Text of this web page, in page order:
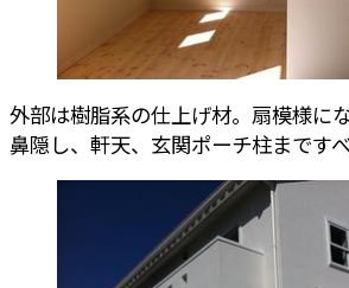
外部は樹脂系の仕上げ材。扇模様に
鼻隠し、軒天、玄関ポーチ柱まです